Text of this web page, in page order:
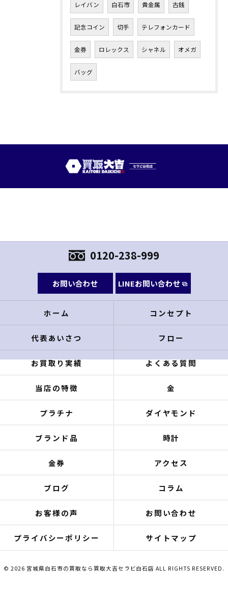
レイバン 白石市 貴金属 古銭
記念コイン 切手 テレフォンカード
金券 ロレックス シャネル オメガ
バッグ
0120-238-999
お問い合わせ LINEお問い合わせ
ホーム コンセプト
代表あいさつ フロー
お買取り実績 よくある質問
当店の特徴 金
プラチナ ダイヤモンド
ブランド品 時計
金券 アクセス
ブログ コラム
お客様の声 お問い合わせ
プライバシーポリシー サイトマップ
© 2026 宮城県白石市の買取なら買取大吉セラビ白石店 ALL RIGHTS RESERVED.